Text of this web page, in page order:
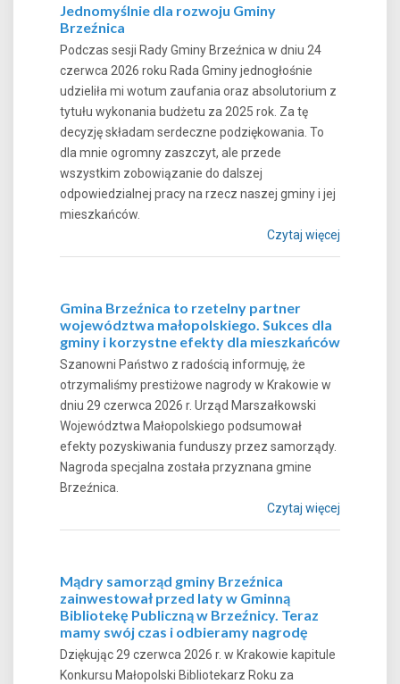
Jednomyślnie dla rozwoju Gminy
Brzeźnica
Podczas sesji Rady Gminy Brzeźnica w dniu 24
czerwca 2026 roku Rada Gminy jednogłośnie
udzieliła mi wotum zaufania oraz absolutorium z
tytułu wykonania budżetu za 2025 rok. Za tę
decyzję składam serdeczne podziękowania. To
dla mnie ogromny zaszczyt, ale przede
wszystkim zobowiązanie do dalszej
odpowiedzialnej pracy na rzecz naszej gminy i jej
mieszkańców.
Czytaj więcej
Gmina Brzeźnica to rzetelny partner
województwa małopolskiego. Sukces dla
gminy i korzystne efekty dla mieszkańców
Szanowni Państwo z radością informuję, że
otrzymaliśmy prestiżowe nagrody w Krakowie w
dniu 29 czerwca 2026 r. Urząd Marszałkowski
Województwa Małopolskiego podsumował
efekty pozyskiwania funduszy przez samorządy.
Nagroda specjalna została przyznana gmine
Brzeźnica.
Czytaj więcej
Mądry samorząd gminy Brzeźnica
zainwestował przed laty w Gminną
Bibliotekę Publiczną w Brzeźnicy. Teraz
mamy swój czas i odbieramy nagrodę
Dziękując 29 czerwca 2026 r. w Krakowie kapitule
Konkursu Małopolski Bibliotekarz Roku za